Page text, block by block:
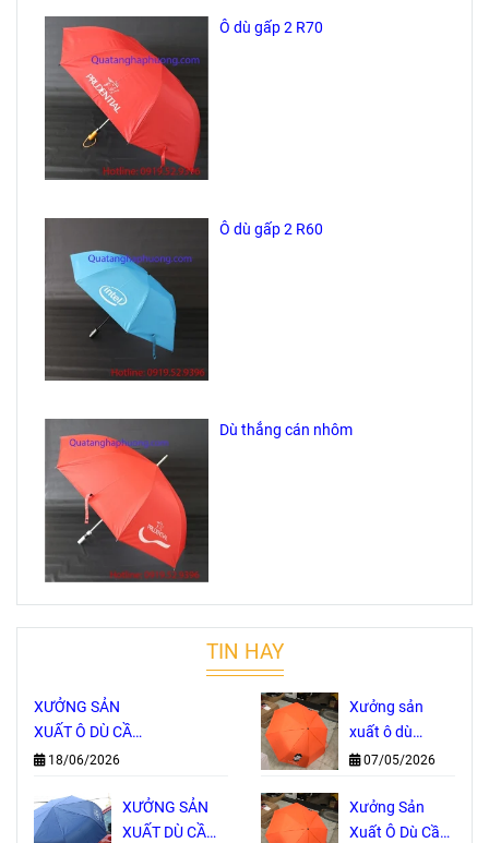
Ô dù gấp 2 R70
Ô dù gấp 2 R60
Dù thẳng cán nhôm
TIN HAY
XƯỞNG SẢN
XUẤT Ô DÙ CẦM
TAY TRỰC TIẾP
LOGO THEO
YÊU CẦU, GIÁ
18/06/2026
Xưởng sản
xuất ô dù
Thành Phố Hồ
07/05/2026
XƯỞNG SẢN
XUẤT DÙ CẦM
Xưởng Sản
Xuất Ô Dù Cầm